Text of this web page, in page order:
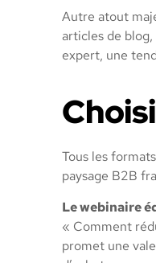
Autre atout
articles de
expert, une
Tous les
paysage B2B
Le webinaire
« Comment
promet une